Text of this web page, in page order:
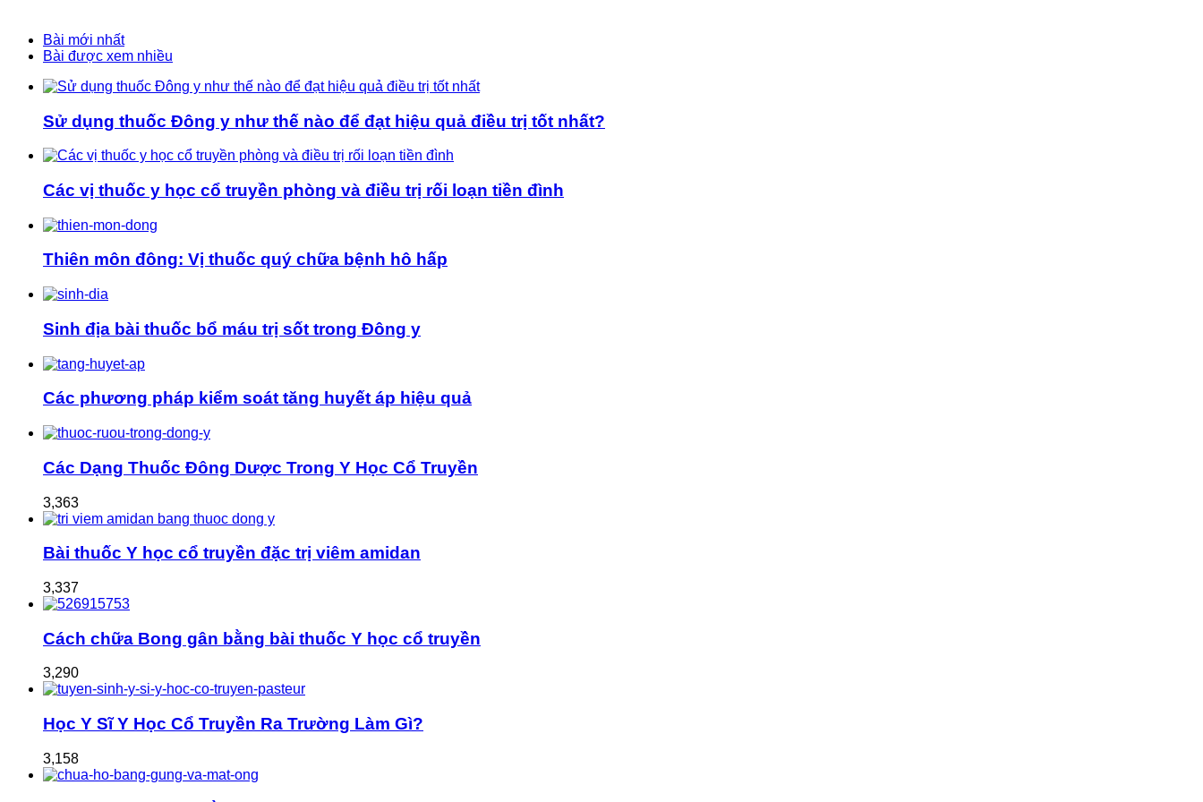
Bài mới nhất
Bài được xem nhiều
Sử dụng thuốc Đông y như thế nào để đạt hiệu quả điều trị tốt nhất?
Các vị thuốc y học cổ truyền phòng và điều trị rối loạn tiền đình
Thiên môn đông: Vị thuốc quý chữa bệnh hô hấp
Sinh địa bài thuốc bổ máu trị sốt trong Đông y
Các phương pháp kiểm soát tăng huyết áp hiệu quả
Các Dạng Thuốc Đông Dược Trong Y Học Cổ Truyền
3,363
Bài thuốc Y học cổ truyền đặc trị viêm amidan
3,337
Cách chữa Bong gân bằng bài thuốc Y học cổ truyền
3,290
Học Y Sĩ Y Học Cổ Truyền Ra Trường Làm Gì?
3,158